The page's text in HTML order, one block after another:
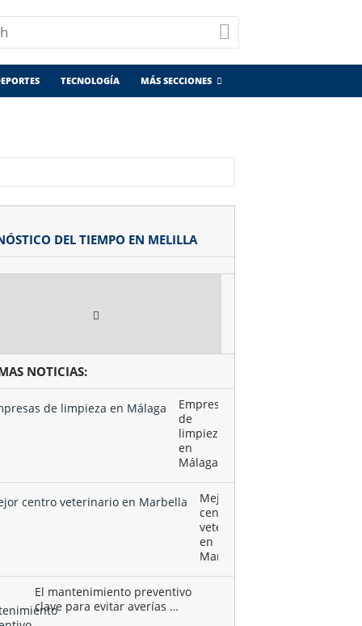
TECNOLOGÍA MÁS SECCIONES
DEL TIEMPO EN MELILLA
NOTICIAS:
Empresas
de
limpieza
en
Málaga
Mejor
centro
veterinario
en
Marbella
El mantenimiento preventivo
clave para evitar averías …